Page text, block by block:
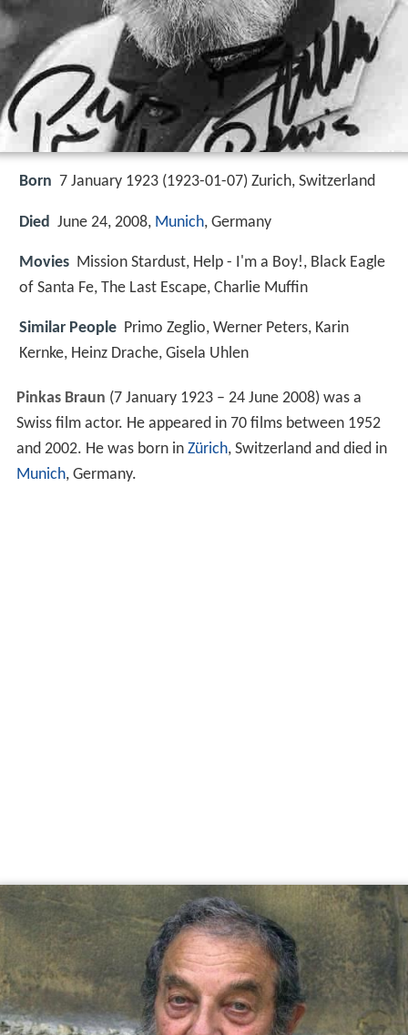
Born 7 January 1923 (1923-01-07) Zurich, Switzerland
Died June 24, 2008, Munich, Germany
Movies Mission Stardust, Help - I'm a Boy!, Black Eagle
of Santa Fe, The Last Escape, Charlie Muffin
Similar People Primo Zeglio, Werner Peters, Karin
Kernke, Heinz Drache, Gisela Uhlen
Pinkas Braun (7 January 1923 – 24 June 2008) was a
Swiss film actor. He appeared in 70 films between 1952
and 2002. He was born in Zürich, Switzerland and died in
Munich, Germany.